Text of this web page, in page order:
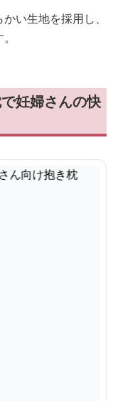
い生地を採用し、
妊婦さんの快